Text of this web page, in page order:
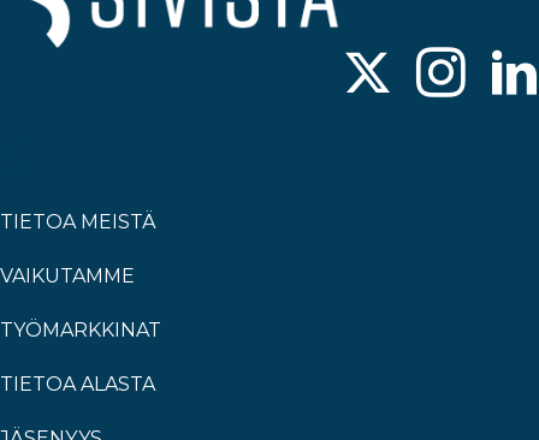
TIETOA MEISTÄ
VAIKUTAMME
TYÖMARKKINAT
TIETOA ALASTA